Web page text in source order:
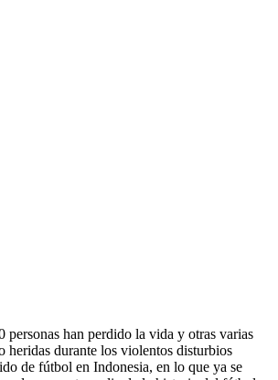
personas han perdido la vida y otras varias
heridas durante los violentos disturbios
de fútbol en Indonesia, en lo que ya se